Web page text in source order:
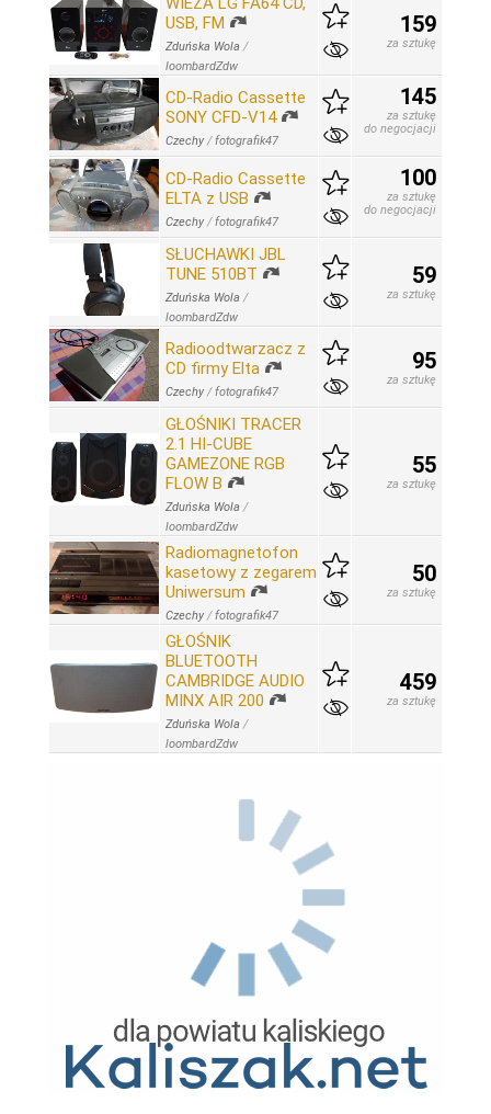
USB, FM
Zduńska Wola /
loombardZdw
159
za sztukę
CD-Radio Cassette
SONY CFD-V14
Czechy /fotografik47
145
za sztukę
do negocjacji
CD-Radio Cassette
ELTA z USB
Czechy /fotografik47
100
za sztukę
do negocjacji
SŁUCHAWKI JBL
TUNE 510BT
Zduńska Wola /
loombardZdw
59
za sztukę
Radioodtwarzacz z
CD firmy Elta
Czechy /fotografik47
95
za sztukę
GŁOŚNIKI TRACER
2.1 HI-CUBE
GAMEZONE RGB
FLOW B
Zduńska Wola /
loombardZdw
55
za sztukę
Radiomagnetofon
kasetowy z zegarem
Uniwersum
Czechy /fotografik47
50
za sztukę
GŁOŚNIK
BLUETOOTH
CAMBRIDGE AUDIO
MINX AIR 200
Zduńska Wola /
loombardZdw
459
za sztukę